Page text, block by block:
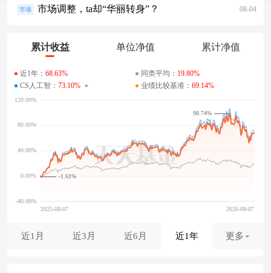
市场 市场调整，ta却“华丽转身”？ 08-04
累计收益 单位净值 累计净值
近1年： 68.63% 同类平均： 19.80%
CS人工智： 73.10% 业绩比较基准： 69.14%
-1.61%
98.74%
近1月 近3月 近6月 近1年 更多